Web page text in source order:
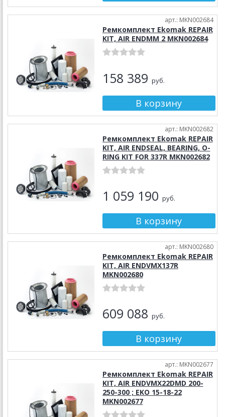
арт.: MKN002684
Ремкомплект Ekomak REPAIR
KIT, AIR ENDMM 2 MKN002684
158 389 руб.
арт.: MKN002682
Ремкомплект Ekomak REPAIR
KIT, AIR ENDSEAL, BEARING, O-
RING KIT FOR 337R MKN002682
1 059 190 руб.
арт.: MKN002680
Ремкомплект Ekomak REPAIR
KIT, AIR ENDVMX137R
MKN002680
609 088 руб.
арт.: MKN002677
Ремкомплект Ekomak REPAIR
KIT, AIR ENDVMX22DMD 200-
250-300 ; EKO 15-18-22
MKN002677